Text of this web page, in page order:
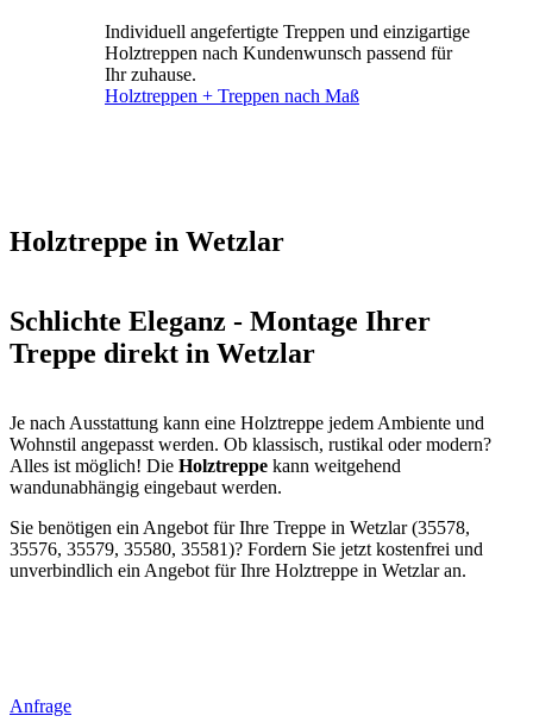
Individuell angefertigte Treppen und einzigartige
Holztreppen nach Kundenwunsch passend für
Ihr zuhause.
Holztreppen + Treppen nach Maß
Holztreppe in Wetzlar
Schlichte Eleganz - Montage Ihrer
Treppe direkt in Wetzlar
Je nach Ausstattung kann eine Holztreppe jedem Ambiente und
Wohnstil angepasst werden. Ob klassisch, rustikal oder modern?
Alles ist möglich! Die Holztreppe kann weitgehend
wandunabhängig eingebaut werden.
Sie benötigen ein Angebot für Ihre Treppe in Wetzlar (35578,
35576, 35579, 35580, 35581)? Fordern Sie jetzt kostenfrei und
unverbindlich ein Angebot für Ihre Holztreppe in Wetzlar an.
Anfrage